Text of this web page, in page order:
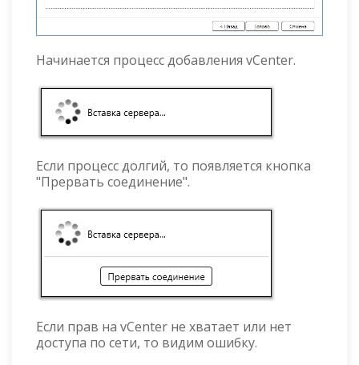
Начинается процесс добавления vCenter.
Если процесс долгий, то появляется кнопка
"Прервать соединение".
Если прав на vCenter не хватает или нет
доступа по сети, то видим ошибку.